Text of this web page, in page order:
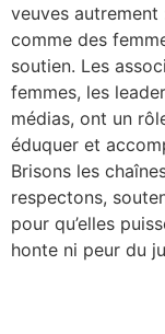
veuves
comme des
soutien. Les
femmes, les
médias, ont un
éduquer et
Brisons les
respectons,
pour qu’elles
honte ni peur du